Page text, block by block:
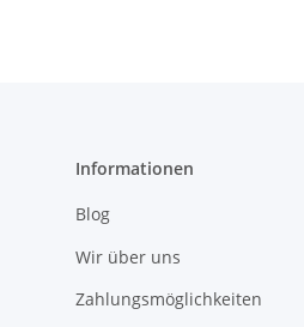
Informationen
Blog
Wir über uns
Zahlungsmöglichkeiten